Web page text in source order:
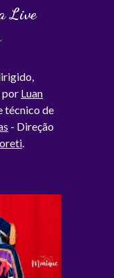
Live
por Luan
técnico de
- Direção
.